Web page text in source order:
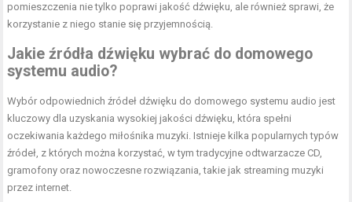
pomieszczenia nie tylko poprawi jakość dźwięku, ale również sprawi, że
korzystanie z niego stanie się przyjemnością.
Jakie źródła dźwięku wybrać do domowego
systemu audio?
Wybór odpowiednich źródeł dźwięku do domowego systemu audio jest
kluczowy dla uzyskania wysokiej jakości dźwięku, która spełni
oczekiwania każdego miłośnika muzyki. Istnieje kilka popularnych typów
źródeł, z których można korzystać, w tym tradycyjne odtwarzacze CD,
gramofony oraz nowoczesne rozwiązania, takie jak streaming muzyki
przez internet.